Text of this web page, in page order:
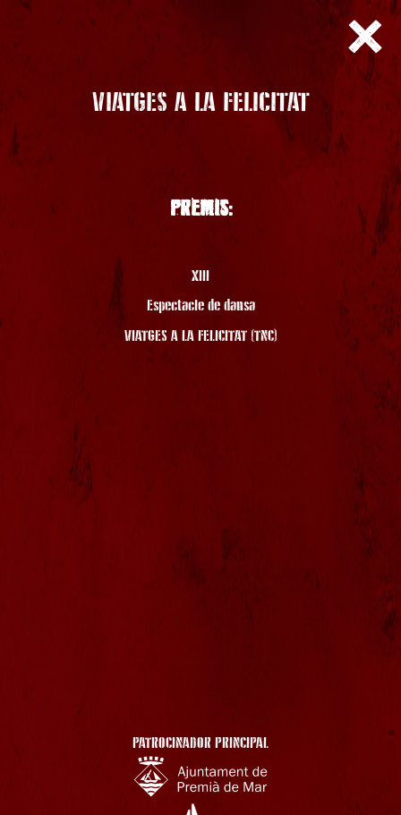
VIATGES A LA FELICITAT
PREMIS:
XIII
Espectacle de dansa
VIATGES A LA FELICITAT (TNC)
PATROCINADOR PRINCIPAL